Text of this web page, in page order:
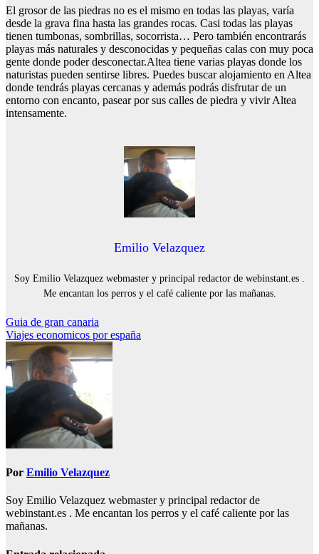
El grosor de las piedras no es el mismo en todas las playas, varía
desde la grava fina hasta las grandes rocas. Casi todas las playas
tienen tumbonas, sombrillas, socorrista… Pero también encontrarás
playas más naturales y desconocidas y pequeñas calas con muy poca
gente donde poder desconectar.Altea tiene varias playas donde los
naturistas pueden sentirse libres. Puedes buscar alojamiento en Altea
donde tendrás playas cercanas y además podrás disfrutar de un
entorno con encanto, pasear por sus calles de piedra y vivir Altea
intensamente.
Emilio Velazquez
Soy Emilio Velazquez webmaster y principal redactor de webinstant.es .
Me encantan los perros y el café caliente por las mañanas.
Navegación
de
entradas
Guia de gran canaria
Viajes economicos por españa
Por Emilio Velazquez
Soy Emilio Velazquez webmaster y principal redactor de
webinstant.es . Me encantan los perros y el café caliente por las
mañanas.